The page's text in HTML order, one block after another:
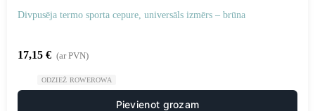
Divpusēja termo sporta cepure, universāls izmērs – brūna
17,15 € (ar PVN)
ODZIEŻ ROWEROWA
Pievienot grozam